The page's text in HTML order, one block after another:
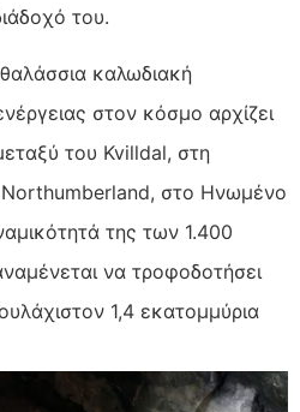
του.
καλωδιακή
στον κόσμο αρχίζει
του Kvilldal, στη
Northumberland, στο Ηνωμένο
της των 1.400
να τροφοδοτήσει
1,4 εκατομμύρια